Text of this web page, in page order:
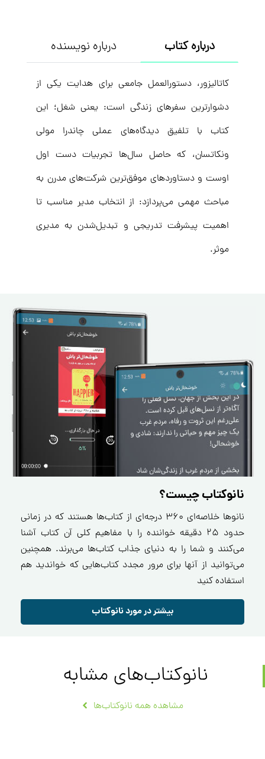
درباره کتاب درباره نویسنده
کاتالیزور، دستورالعمل جامعی برای هدایت یکی از
دشوارترین سفرهای زندگی است: یعنی شغل؛ این
کتاب با تلفیق دیدگاه‌های عملی چاندرا مولی
ونکاتسان، که حاصل سال‌ها تجربیات دست اول
اوست و دستاوردهای موفق‌ترین شرکت‌های مدرن به
مباحث مهمی می‌پردازد: از انتخاب مدیر مناسب تا
اهمیت پیشرفت تدریجی و تبدیل‌شدن به مدیری
موثر.
نانوکتاب چیست؟
نانو‌ها خلاصه‌ای ۳۶۰ درجه‌ای از کتاب‌ها هستند که در زمانی
حدود ۲۵ دقیقه خواننده را با مفاهیم کلی آن کتاب آشنا
می‌کنند و شما را به دنیای جذاب کتاب‌ها می‌برند. همچنین
می‌توانید از آنها برای مرور مجدد کتاب‌هایی که خواندید هم
استفاده کنید
بیشتر در مورد نانوکتاب
نانوکتاب‌های مشابه
مشاهده همه نانوکتاب‌ها